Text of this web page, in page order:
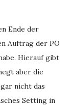
Ende der
Auftrag der PO
Hierauf gibt
aber die
nicht das
Setting in